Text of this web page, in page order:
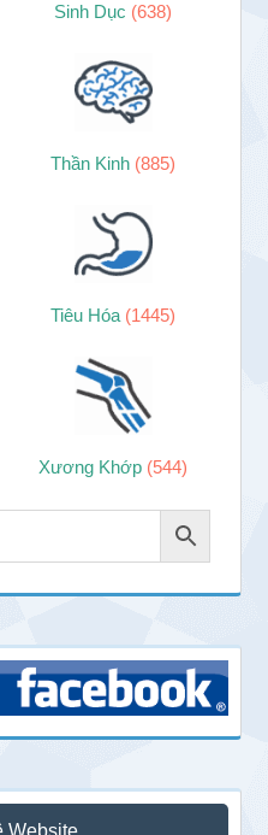
Sinh Dục (638)
Thần Kinh (885)
Tiêu Hóa (1445)
Xương Khớp (544)